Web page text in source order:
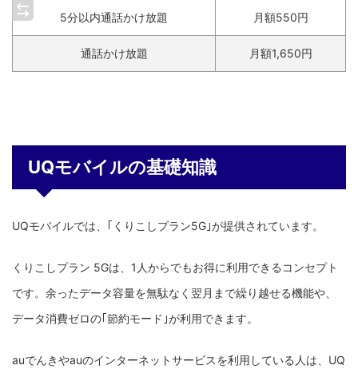
5分以内通話かけ放題 月額550円
通話かけ放題 月額1,650円
UQモバイルの基礎知識
UQモバイルでは、｢くりこしプラン5G｣が提供されています。
くりこしプラン 5Gは、1人からでもお得に利用できるコンセプト
です。余ったデータ容量を無駄なく翌月まで繰り越せる機能や、
データ消費ゼロの｢節約モード｣が利用できます。
auでんきやauのインターネットサービスを利用している人は、UQ